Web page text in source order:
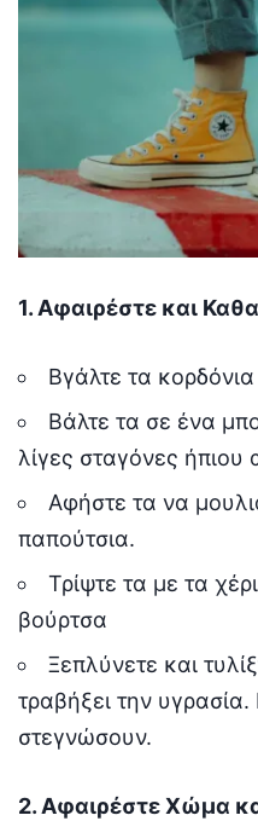
1. Αφαιρέστε και
Βγάλτε τα
Βάλτε τα σε ένα
λίγες σταγόνες ήπιου
Αφήστε τα να
παπούτσια.
Τρίψτε τα με τα
βούρτσα
Ξεπλύνετε και
τραβήξει την
στεγνώσουν.
2. Αφαιρέστε Χώμα